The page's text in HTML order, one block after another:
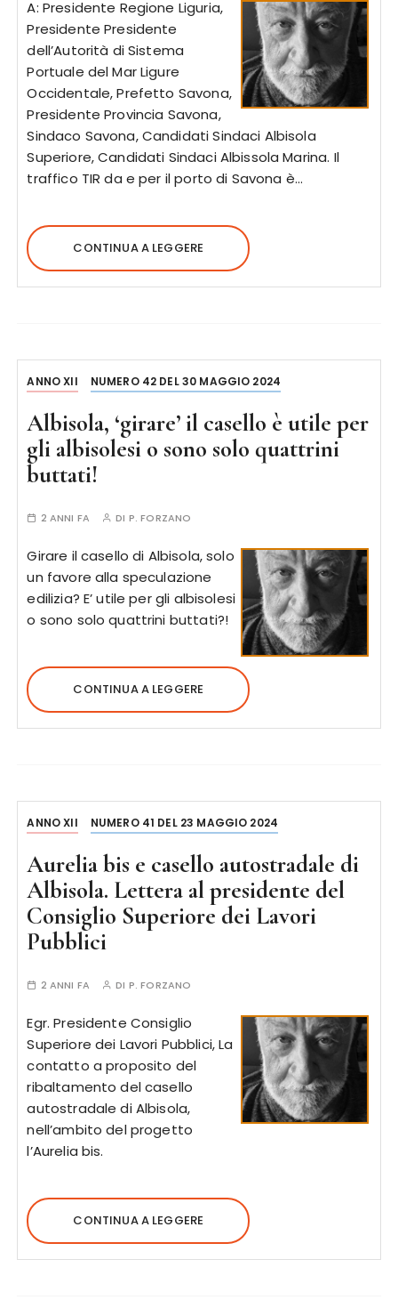
A: Presidente Regione Liguria,
Presidente Presidente
dell’Autorità di Sistema
Portuale del Mar Ligure
Occidentale, Prefetto Savona,
Presidente Provincia Savona,
Sindaco Savona, Candidati Sindaci Albisola
Superiore, Candidati Sindaci Albissola Marina. Il
traffico TIR da e per il porto di Savona è…
CONTINUA A LEGGERE
ANNO XII NUMERO 42 DEL 30 MAGGIO 2024
Albisola, ‘girare’ il casello è utile per
gli albisolesi o sono solo quattrini
buttati!
2 ANNI FA DI P. FORZANO
Girare il casello di Albisola, solo
un favore alla speculazione
edilizia? E’ utile per gli albisolesi
o sono solo quattrini buttati?!
CONTINUA A LEGGERE
ANNO XII NUMERO 41 DEL 23 MAGGIO 2024
Aurelia bis e casello autostradale di
Albisola. Lettera al presidente del
Consiglio Superiore dei Lavori
Pubblici
2 ANNI FA DI P. FORZANO
Egr. Presidente Consiglio
Superiore dei Lavori Pubblici, La
contatto a proposito del
ribaltamento del casello
autostradale di Albisola,
nell’ambito del progetto
l’Aurelia bis.
CONTINUA A LEGGERE